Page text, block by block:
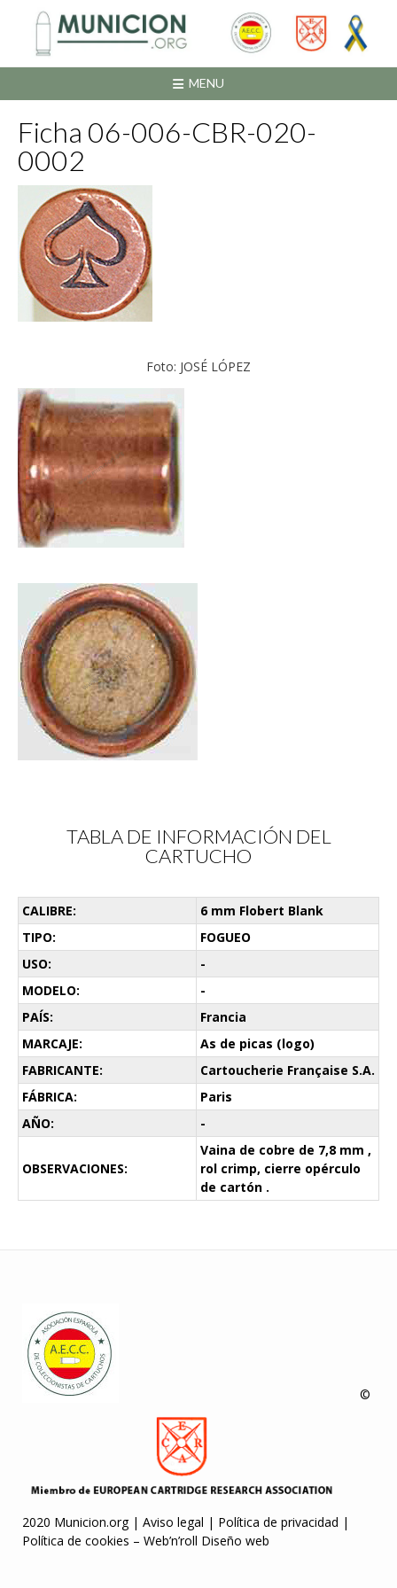
contenido
MENU
Ficha 06-006-CBR-020-
0002
Foto: JOSÉ LÓPEZ
TABLA DE INFORMACIÓN DEL
CARTUCHO
CALIBRE:
6 mm Flobert Blank
TIPO:
FOGUEO
USO:
-
MODELO:
-
PAÍS:
Francia
MARCAJE:
As de picas (logo)
FABRICANTE:
Cartoucherie Française S.A.
FÁBRICA:
Paris
AÑO:
-
OBSERVACIONES:
Vaina de cobre de 7,8 mm ,
rol crimp, cierre opérculo
de cartón .
©
2020 Municion.org | Aviso legal | Política de privacidad |
Política de cookies – Web’n’roll Diseño web